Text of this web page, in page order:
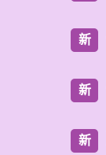
新
新
新